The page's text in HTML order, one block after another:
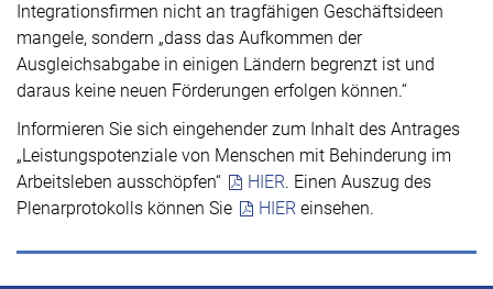
Integrationsfirmen nicht an tragfähigen Geschäftsideen
mangele, sondern „dass das Aufkommen der
Ausgleichsabgabe in einigen Ländern begrenzt ist und
daraus keine neuen Förderungen erfolgen können.“
Informieren Sie sich eingehender zum Inhalt des Antrages
„Leistungspotenziale von Menschen mit Behinderung im
Arbeitsleben ausschöpfen“
HIER. Einen Auszug des
Plenarprotokolls können Sie
HIER einsehen.